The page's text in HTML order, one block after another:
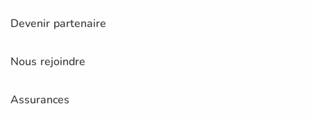
Devenir partenaire
Nous rejoindre
Assurances